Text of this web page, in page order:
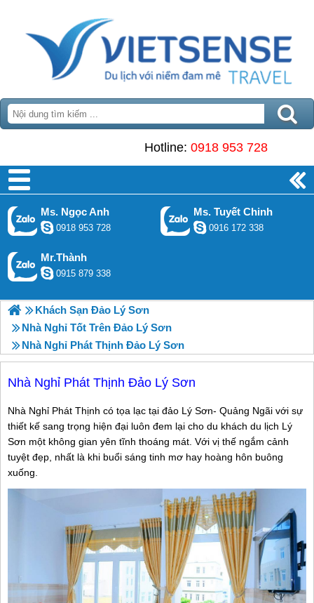
Hotline: 0918 953 728
Ms. Ngọc Anh
0918 953 728
Ms. Tuyết Chinh
0916 172 338
Mr.Thành
0915 879 338
Khách Sạn Đảo Lý Sơn
Nhà Nghỉ Tốt Trên Đảo Lý Sơn
Nhà Nghỉ Phát Thịnh Đảo Lý Sơn
Nhà Nghỉ Phát Thịnh Đảo Lý Sơn
Nhà Nghỉ Phát Thịnh có tọa lạc tại đảo Lý Sơn- Quảng Ngãi với sự
thiết kế sang trọng hiện đại luôn đem lại cho du khách du lịch Lý
Sơn một không gian yên tĩnh thoáng mát. Với vị thế ngắm cảnh
tuyệt đẹp, nhất là khi buổi sáng tinh mơ hay hoàng hôn buông
xuống.